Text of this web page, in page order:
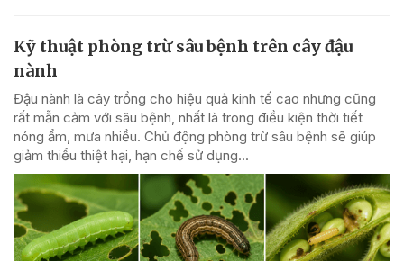
Kỹ thuật phòng trừ sâu bệnh trên cây đậu
nành
Đậu nành là cây trồng cho hiệu quả kinh tế cao nhưng cũng
rất mẫn cảm với sâu bệnh, nhất là trong điều kiện thời tiết
nóng ẩm, mưa nhiều. Chủ động phòng trừ sâu bệnh sẽ giúp
giảm thiểu thiệt hại, hạn chế sử dụng...